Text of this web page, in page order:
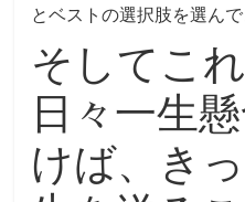
とベストの選択肢を選ん
そしてこ
日々一生
けば、き